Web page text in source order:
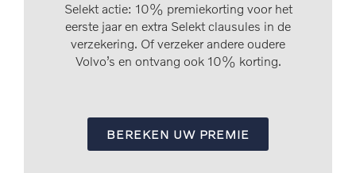
Selekt actie: 10% premiekorting voor het
eerste jaar en extra Selekt clausules in de
verzekering. Of verzeker andere oudere
Volvo’s en ontvang ook 10% korting.
BEREKEN UW PREMIE